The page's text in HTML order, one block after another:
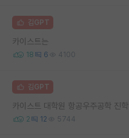
김GPT
카이스트는
18 6 4100
김GPT
카이스트 대학원 항공우주공학 진학
2 12 5744